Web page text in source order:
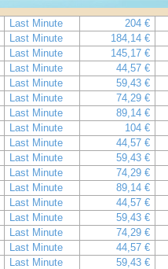
Last Minute 204 €
Last Minute 184,14 €
Last Minute 145,17 €
Last Minute 44,57 €
Last Minute 59,43 €
Last Minute 74,29 €
Last Minute 89,14 €
Last Minute 104 €
Last Minute 44,57 €
Last Minute 59,43 €
Last Minute 74,29 €
Last Minute 89,14 €
Last Minute 44,57 €
Last Minute 59,43 €
Last Minute 74,29 €
Last Minute 44,57 €
Last Minute 59,43 €